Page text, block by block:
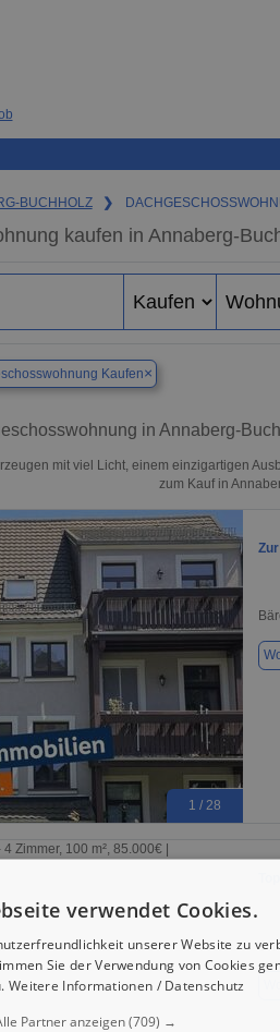
BUCHHOLZ ❯
kaufen in Annaberg-
Kaufen×
in Annaberg-
mit viel Licht, einem einzigartigen
zum Kauf in
1 / 28
verwendet Cookies.
unserer Website zu
Sie der Verwendung von Cookies
Weitere Informationen / Datenschutz
Partner anzeigen(709) →